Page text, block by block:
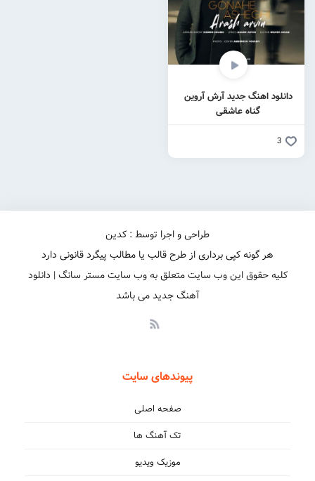
دانلود اهنگ جدید آرش آروین
گناه عاشقی
3
طراحی و اجرا توسط : کدین
هر گونه کپی برداری از طرح قالب یا مطالب پیگرد قانونی دارد
کلیه حقوق این وب سایت متعلق به وب سایت مستر سانگ | دانلود
آهنگ جدید می باشد
پیوندهای سایت
صفحه اصلی
تک آهنگ ها
موزیک ویدیو